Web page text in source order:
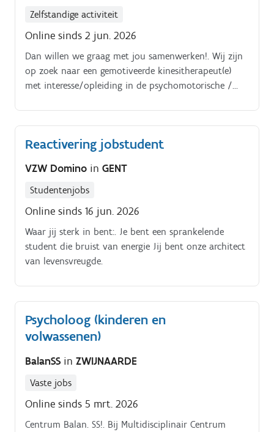
Zelfstandige activiteit
Online sinds 2 jun. 2026
Dan willen we graag met jou samenwerken!. Wij zijn
op zoek naar een gemotiveerde kinesitherapeut(e)
met interesse/opleiding in de psychomotorische /
groepspraktijk waar kwaliteit hoog in het vaandel
gedragen wordt, te versterken Zie je jezelf werken als
zelfstandige waarbij je zelf een behandelplan opstelt
lagere schoolkinderen en af en toe kinderen van het
middelbaar.
Reactivering jobstudent
VZW Domino in GENT
Studentenjobs
Online sinds 16 jun. 2026
Waar jij sterk in bent:. Je bent een sprankelende
student die bruist van energie Jij bent onze architect
van levensvreugde.
Psycholoog (kinderen en
volwassenen)
BalanSS in ZWIJNAARDE
Vaste jobs
Online sinds 5 mrt. 2026
Centrum Balan. SS!. Bij Multidisciplinair Centrum